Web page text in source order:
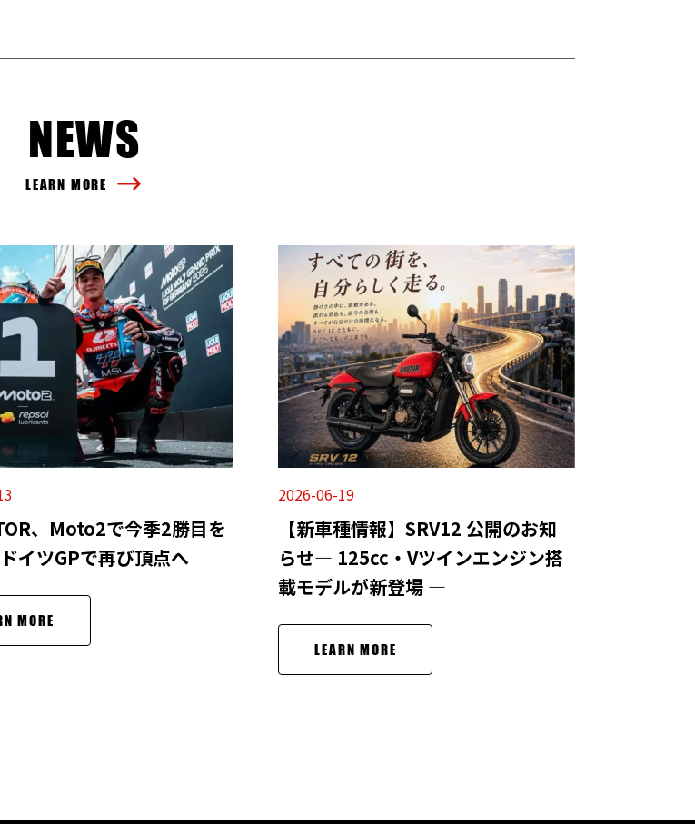
NEWS
LEARN MORE
、Moto2で今季2勝目を
イツGPで再び頂点へ
MORE
2026-06-19
【新車種情報】SRV12 公開のお知
らせ― 125cc・Vツインエンジン搭
載モデルが新登場 ―
LEARN MORE